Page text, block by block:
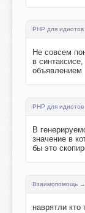
PHP для идиотов
Не совсем
в
объявлением
PHP для идиотов
В
значение в
бы это
Взаимопомощь →
наврятли